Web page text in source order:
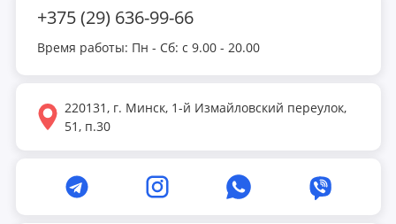
+375 (29) 636-99-66
Время работы: Пн - Сб: с 9.00 - 20.00
220131, г. Минск, 1-й Измайловский переулок,
51, п.30